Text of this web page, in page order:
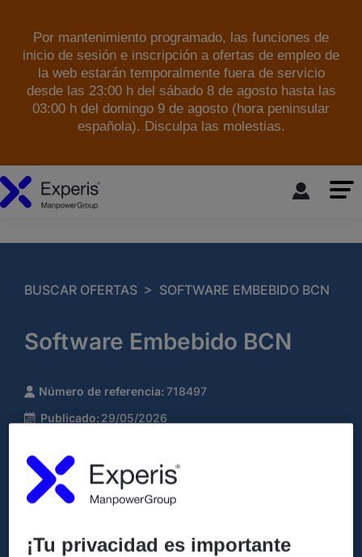
Por mantenimiento programado, las funciones de
inicio de sesión e inscripción a ofertas de empleo de
la web estarán temporalmente fuera de servicio
desde las 23:00 h del sábado 8 de agosto hasta las
03:00 h del domingo 9 de agosto (hora peninsular
española). Disculpa las molestias.
BUSCAR OFERTAS > SOFTWARE EMBEBIDO BCN
Software Embebido BCN
Número de referencia: 718497
Publicado: 29/05/2026
Nombre de la compañía:
¡Tu privacidad es importante